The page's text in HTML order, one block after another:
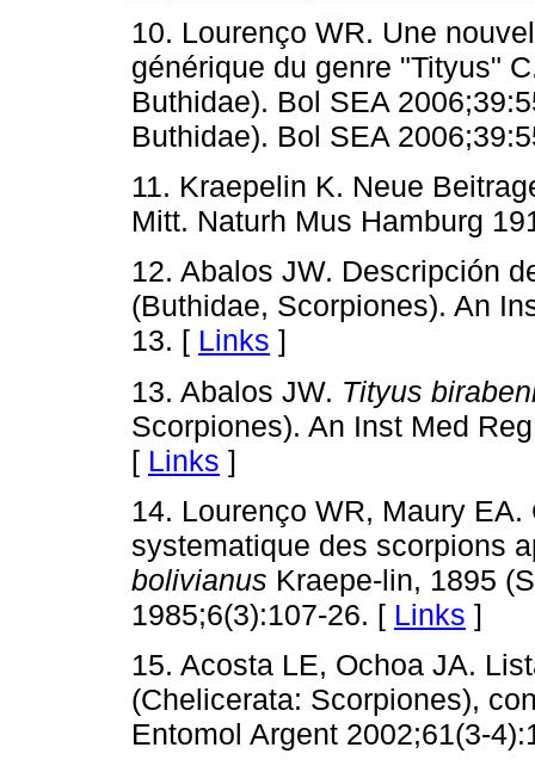
10. Lourenço WR. Une
générique du genre "Tityus"
Buthidae). Bol SEA
Buthidae). Bol SEA
11. Kraepelin K. Neue
Mitt. Naturh Mus Hamburg
12. Abalos JW. Descripción
(Buthidae, Scorpiones). An
13. [ Links ]
13. Abalos JW. Tityus
Scorpiones). An Inst Med
[ Links ]
14. Lourenço WR, Maury
systematique des scorpions
bolivianus Kraepe-lin, 1895
1985;6(3):107-26. [ Links ]
15. Acosta LE, Ochoa JA.
(Chelicerata: Scorpiones),
Entomol Argent 2002;61(3-